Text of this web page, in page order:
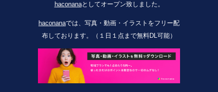
haconanaとしてオープン致しました。
haconanaでは、写真・動画・イラストをフリー配
布しております。（１日１点まで無料DL可能）